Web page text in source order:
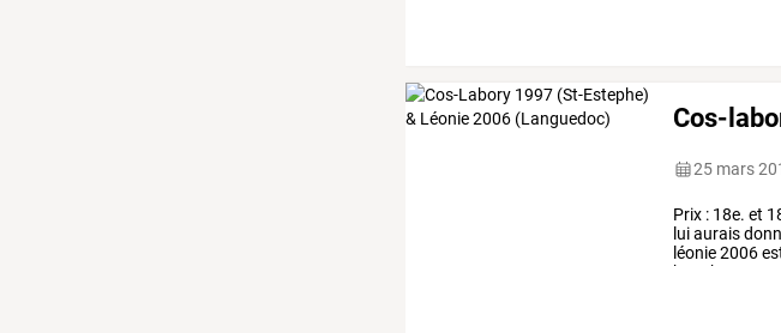
Cos-
25 mars
Prix : 18e. et
luiaurais
léonie2006
bouche